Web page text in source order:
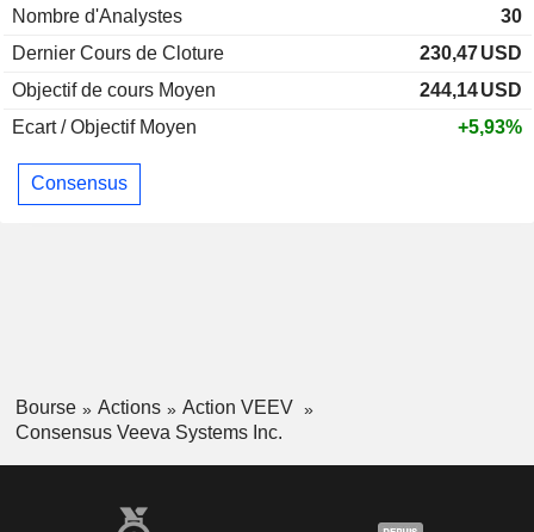
Nombre d'Analystes
30
Dernier Cours de Cloture
230,47USD
Objectif de cours Moyen
244,14USD
Ecart / Objectif Moyen
+5,93%
Consensus
Bourse Actions
Action VEEV
Consensus Veeva Systems Inc.